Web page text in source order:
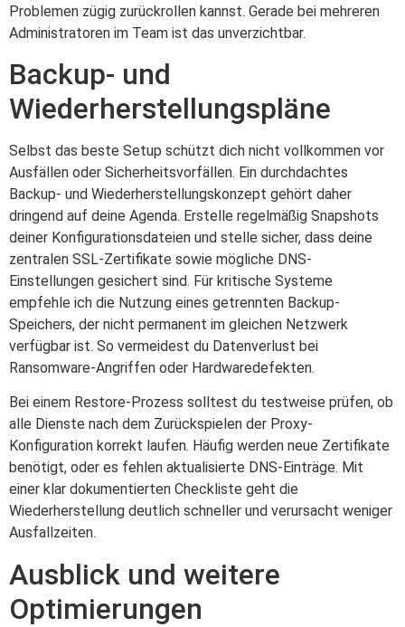
Problemen zügig zurückrollen kannst. Gerade bei mehreren
Administratoren im Team ist das unverzichtbar.
Backup- und
Wiederherstellungspläne
Selbst das beste Setup schützt dich nicht vollkommen vor
Ausfällen oder Sicherheitsvorfällen. Ein durchdachtes
Backup- und Wiederherstellungskonzept gehört daher
dringend auf deine Agenda. Erstelle regelmäßig Snapshots
deiner Konfigurationsdateien und stelle sicher, dass deine
zentralen SSL-Zertifikate sowie mögliche DNS-
Einstellungen gesichert sind. Für kritische Systeme
empfehle ich die Nutzung eines getrennten Backup-
Speichers, der nicht permanent im gleichen Netzwerk
verfügbar ist. So vermeidest du Datenverlust bei
Ransomware-Angriffen oder Hardwaredefekten.
Bei einem Restore-Prozess solltest du testweise prüfen, ob
alle Dienste nach dem Zurückspielen der Proxy-
Konfiguration korrekt laufen. Häufig werden neue Zertifikate
benötigt, oder es fehlen aktualisierte DNS-Einträge. Mit
einer klar dokumentierten Checkliste geht die
Wiederherstellung deutlich schneller und verursacht weniger
Ausfallzeiten.
Ausblick und weitere
Optimierungen